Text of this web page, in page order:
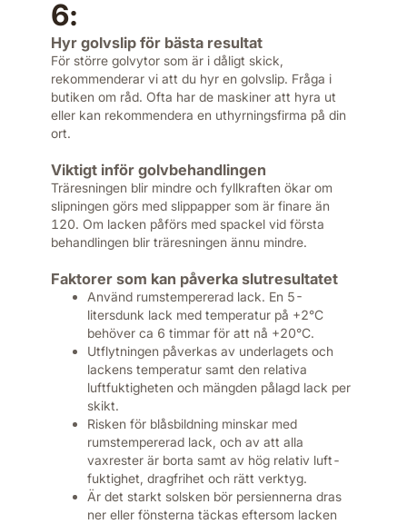
6:
Hyr golvslip för bästa resultat
För större golvytor som är i dåligt skick,
rekommenderar vi att du hyr en golvslip. Fråga i
butiken om råd. Ofta har de maskiner att hyra ut
eller kan rekommendera en uthyrningsfirma på din
ort.
Viktigt inför golvbehandlingen
Träresningen blir mindre och fyllkraften ökar om
slipningen görs med slippapper som är finare än
120. Om lacken påförs med spackel vid första
behandlingen blir träresningen ännu mindre.
Faktorer som kan påverka slutresultatet
Använd rumstempererad lack. En 5-
litersdunk lack med temperatur på +2°C
behöver ca 6 timmar för att nå +20°C.
Utflytningen påverkas av underlagets och
lackens temperatur samt den relativa
luftfuktigheten och mängden pålagd lack per
skikt.
Risken för blåsbildning minskar med
rumstempererad lack, och av att alla
vaxrester är borta samt av hög relativ luft-
fuktighet, dragfrihet och rätt verktyg.
Är det starkt solsken bör persiennerna dras
ner eller fönsterna täckas eftersom lacken